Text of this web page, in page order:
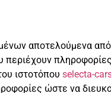
αποτελούμενα
ιστοτόπου selecta-
ώστε να